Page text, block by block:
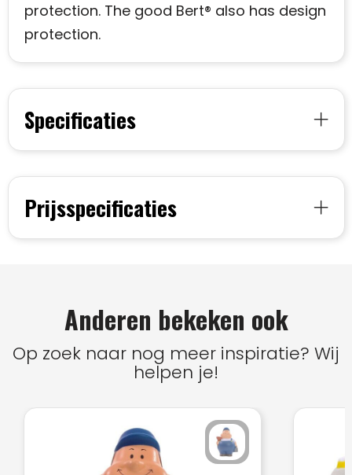
protection. The good Bert® also has design
protection.
Specificaties
Prijsspecificaties
Anderen bekeken ook
Op zoek naar nog meer inspiratie? Wij
helpen je!